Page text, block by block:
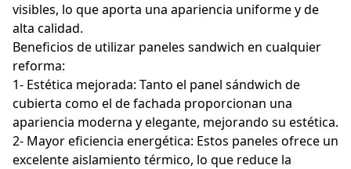
visibles, lo que aporta una apariencia uniforme y de
alta calidad.
Beneficios de utilizar paneles sandwich en cualquier
reforma:
1- Estética mejorada: Tanto el panel sándwich de
cubierta como el de fachada proporcionan una
apariencia moderna y elegante, mejorando su estética.
2- Mayor eficiencia energética: Estos paneles ofrece un
excelente aislamiento térmico, lo que reduce la